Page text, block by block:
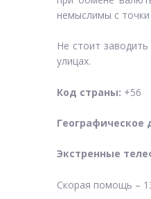
немыслимы с
Не стоит
улицах.
Код страны: +56
Географическое
Экстренные
Скорая помощь –